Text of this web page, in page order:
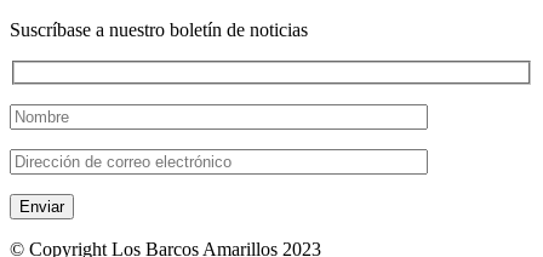
Suscríbase a nuestro boletín de noticias
Enviar
© Copyright Los Barcos Amarillos 2023